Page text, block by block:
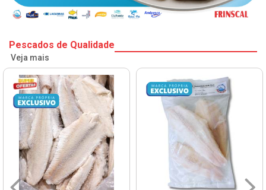
Pescados de Qualidade
Veja mais